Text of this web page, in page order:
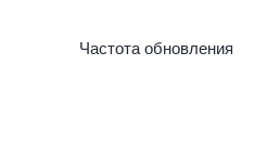
Частота обновления